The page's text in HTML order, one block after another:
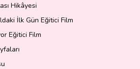
Hikâyesi
İlk Gün Eğitici Film
Eğitici Film